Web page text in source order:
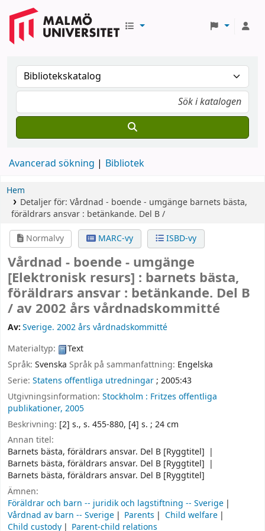
Avancerad sökning Bibliotek
Hem
Detaljer för: Vårdnad - boende - umgänge barnets bästa,
föräldrars ansvar : betänkande. Del B /
Normalvy
MARC-vy ISBD-vy
Vårdnad - boende - umgänge
[Elektronisk resurs] : barnets bästa,
föräldrars ansvar : betänkande. Del B
/ av 2002 års vårdnadskommitté
Av:Sverige. 2002 års vårdnadskommitté
Materialtyp:
Text
Språk: Svenska Språk på sammanfattning: Engelska
Serie: Statens offentliga utredningar; 2005:43
Utgivningsinformation: Stockholm : Fritzes offentliga
publikationer, 2005
Beskrivning: [2] s., s. 455-880, [4] s. ; 24 cm
Annan titel:
Barnets bästa, föräldrars ansvar. Del B [Ryggtitel]
Barnets bästa, föräldrars ansvar. Del B [Ryggtitel]
Barnets bästa, föräldrars ansvar. Del B [Ryggtitel]
Ämnen:
Föräldrar och barn -- juridik och lagstiftning -- Sverige
Vårdnad av barn -- Sverige
Parents
Child welfare
Child custody
Parent-child relations